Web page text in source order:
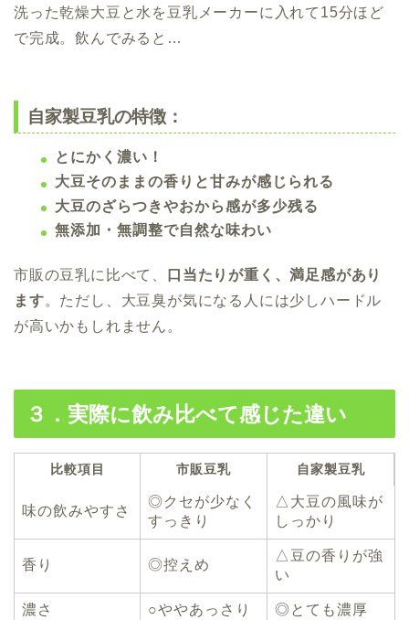
洗った乾燥大豆と水を豆乳メーカーに入れて15分ほど
で完成。飲んでみると…
自家製豆乳の特徴：
とにかく濃い！
大豆そのままの香りと甘みが感じられる
大豆のざらつきやおから感が多少残る
無添加・無調整で自然な味わい
市販の豆乳に比べて、
口当たりが重く、満足感があり
ます。ただし、大豆臭が気になる人には少しハードル
が高いかもしれません。
３．実際に飲み比べて感じた違い
比較項目 市販豆乳 自家製豆乳
味の飲みやすさ
◎クセが少なく
すっきり
△大豆の風味が
しっかり
香り ◎控えめ
△豆の香りが強
い
濃さ ○ややあっさり ◎とても濃厚